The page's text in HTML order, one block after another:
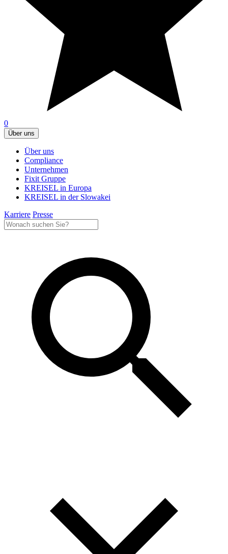
0
Über uns
Über uns
Compliance
Unternehmen
Fixit Gruppe
KREISEL in Europa
KREISEL in der Slowakei
Karriere Presse